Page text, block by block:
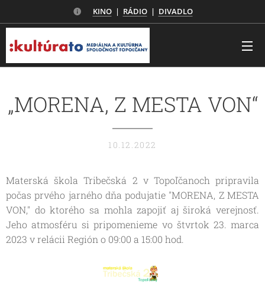
KINO| RÁDIO| DIVADLO
„MORENA, Z MESTA VON“
10.12.2022
Materská škola Tribečská 2 v Topoľčanoch pripravila
počas prvého jarného dňa podujatie "MORENA, Z MESTA
VON," do ktorého sa mohla zapojiť aj široká verejnosť.
Jeho atmosféru si pripomenieme vo štvrtok 23. marca
2023 v relácii Región o 09:00 a 15:00 hod.